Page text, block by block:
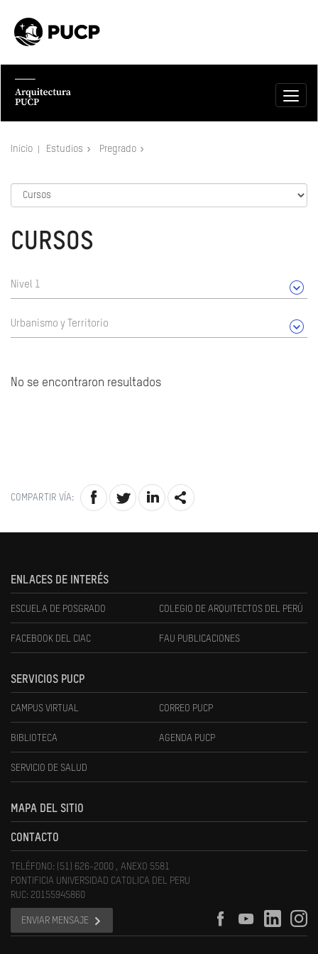
Inicio Estudios Pregrado
CURSOS
Nivel 1
Urbanismo y Territorio
No se encontraron resultados
COMPARTIR VÍA:
ENLACES DE INTERÉS
ESCUELA DE POSGRADO COLEGIO DE ARQUITECTOS DEL PERÚ
FACEBOOK DEL CIAC FAU PUBLICACIONES
SERVICIOS PUCP
CAMPUS VIRTUAL CORREO PUCP
BIBLIOTECA AGENDA PUCP
SERVICIO DE SALUD
MAPA DEL SITIO
CONTACTO
TELÉFONO: (51) 626-2000 , ANEXO 5581
PONTIFICIA UNIVERSIDAD CATOLICA DEL PERU
RUC: 20155945860
ENVIAR MENSAJE